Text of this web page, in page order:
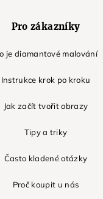
Pro zákazníky
je diamantové malování
Instrukce krok po kroku
Jak začít tvořit obrazy
Tipy a triky
Často kladené otázky
Proč koupit u nás